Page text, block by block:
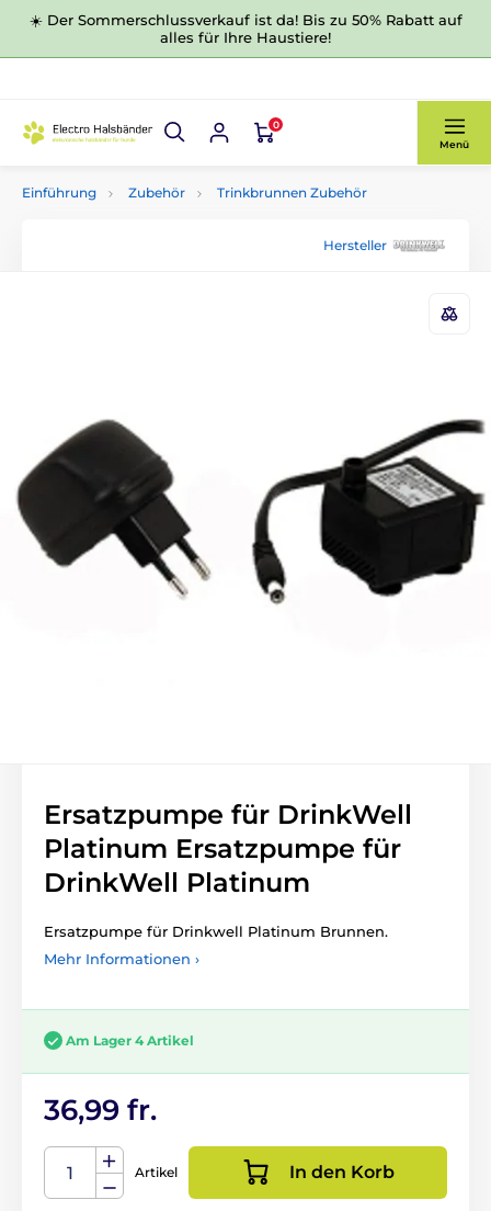
☀️ Der Sommerschlussverkauf ist da! Bis zu 50% Rabatt auf
alles für Ihre Haustiere!
0
Menü
Einführung Zubehör Trinkbrunnen Zubehör
Hersteller
Ersatzpumpe für DrinkWell
Platinum Ersatzpumpe für
DrinkWell Platinum
Ersatzpumpe für Drinkwell Platinum Brunnen.
Mehr Informationen ›
Am Lager 4 Artikel
36,99 fr.
Artikel In den Korb